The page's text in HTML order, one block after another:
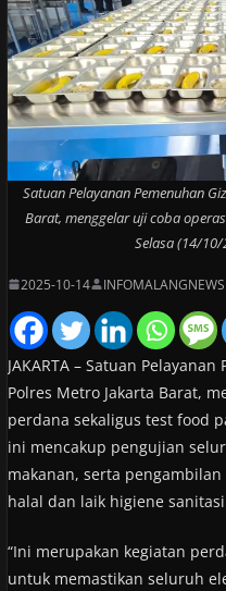
Satuan Pelayanan Pemenuhan
Barat, menggelar uji coba
Selasa (14/
2025-10-14 INFOMALANGNEWS
JAKARTA – Satuan
Polres Metro Jakarta Barat,
perdana sekaligus test food
ini mencakup pengujian
makanan, serta
halal dan laik higiene
“Ini merupakan kegiatan
untuk memastikan seluruh